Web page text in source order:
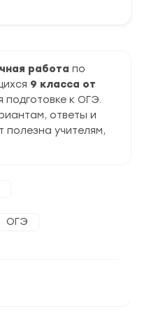
работа по
9 класса от
подготовке к ОГЭ.
ответы и
полезна учителям,
ОГЭ